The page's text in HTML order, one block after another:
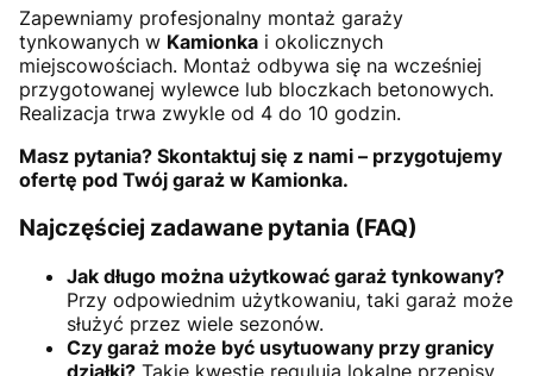
Zapewniamy profesjonalny montaż garaży
tynkowanych w Kamionka i okolicznych
miejscowościach. Montaż odbywa się na wcześniej
przygotowanej wylewce lub bloczkach betonowych.
Realizacja trwa zwykle od 4 do 10 godzin.
Masz pytania? Skontaktuj się z nami – przygotujemy
ofertę pod Twój garaż w Kamionka.
Najczęściej zadawane pytania (FAQ)
Jak długo można użytkować garaż tynkowany?
Przy odpowiednim użytkowaniu, taki garaż może
służyć przez wiele sezonów.
Czy garaż może być usytuowany przy granicy
działki? Takie kwestie regulują lokalne przepisy